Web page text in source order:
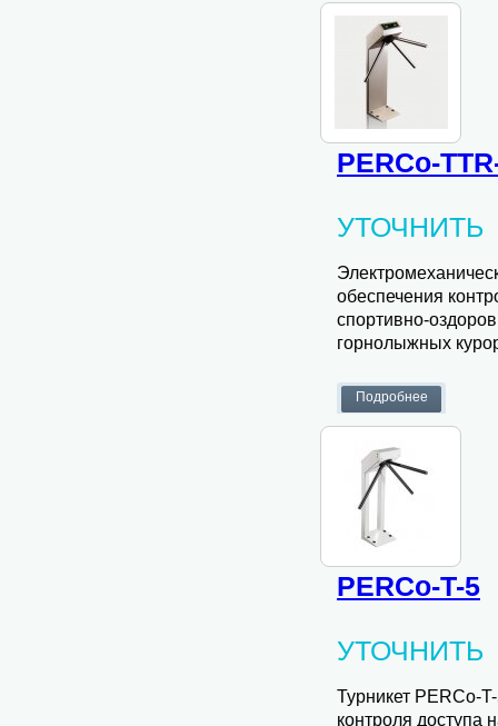
PERCo-
УТОЧНИТЬ
обеспечения
спортивно-
горнолыжных
PERCo-T-5
УТОЧНИТЬ
Турникет PERCo-
контроля доступа